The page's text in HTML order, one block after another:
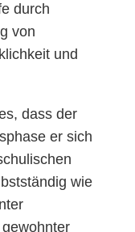
durch
von
und
dass der
er sich
wie